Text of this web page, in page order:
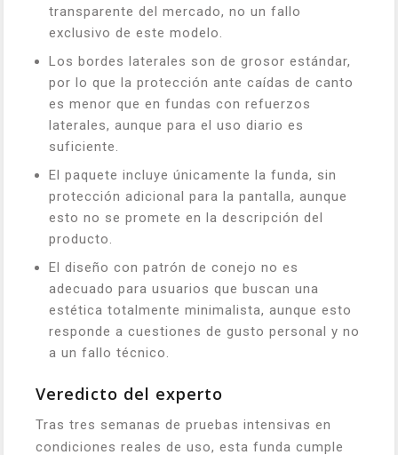
transparente del mercado, no un fallo
exclusivo de este modelo.
Los bordes laterales son de grosor estándar,
por lo que la protección ante caídas de canto
es menor que en fundas con refuerzos
laterales, aunque para el uso diario es
suficiente.
El paquete incluye únicamente la funda, sin
protección adicional para la pantalla, aunque
esto no se promete en la descripción del
producto.
El diseño con patrón de conejo no es
adecuado para usuarios que buscan una
estética totalmente minimalista, aunque esto
responde a cuestiones de gusto personal y no
a un fallo técnico.
Veredicto del experto
Tras tres semanas de pruebas intensivas en
condiciones reales de uso, esta funda cumple